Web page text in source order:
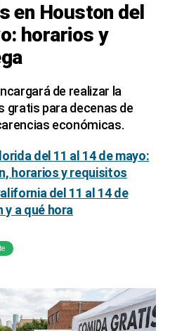
en Houston del
horarios y
de realizar la
gratis para decenas de
económicas.
del 11 al 14 de mayo:
horarios y requisitos
del 11 al 14 de
y a qué hora